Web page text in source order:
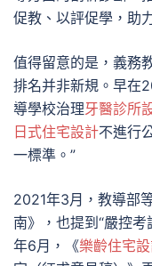
促教、以評促學，助
值得留意的是，義務
排名并非新規。早在
導學校治理牙醫診所
日式住宅設計不進行
一標準。”
2021年3月，教導部
南》，也提到“嚴控
年6月，《樂齡住宅